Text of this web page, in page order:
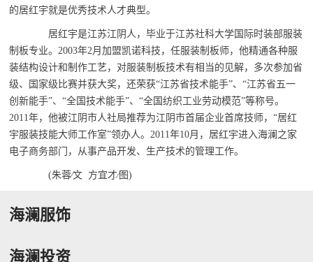
的居红宇就是优秀技术人才典型。
居红宇是江苏江阴人，毕业于江苏社科大学国际时装部服装
制板专业。2003年2月加盟凯诺科技，任服装制板师，他精通各种服
装结构设计和制作工艺，对服装制板技术有相当的见解，多次参加省
级、国家级比赛并获大奖，还荣获“江苏省技术能手”、“江苏省五一
创新能手”、“全国技术能手”、“全国纺织工业劳动模范”等称号。
2011年，他被江阴市人社局推荐为江阴市首届企业首席技师，“居红
宇服装技能大师工作室”领办人。2011年10月，居红宇进入海澜之家
电子商务部门，从事产品开发、生产技术的管理工作。
(朱蓉∕文 方宜才∕图)
海澜服饰
海澜投资